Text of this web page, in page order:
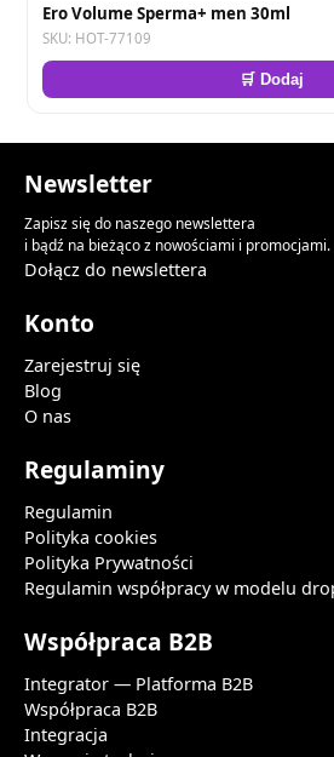
Ero Volume Sperma+ men 30ml
SKU: HOT-77109
🛒 Dodaj
Newsletter
Zapisz się do naszego newslettera
i bądź na bieżąco z nowościami i promocjami.
Dołącz do newslettera
Konto
Zarejestruj się
Blog
O nas
Regulaminy
Regulamin
Polityka cookies
Polityka Prywatności
Regulamin współpracy w modelu
Współpraca B2B
Integrator — Platforma B2B
Współpraca B2B
Integracja